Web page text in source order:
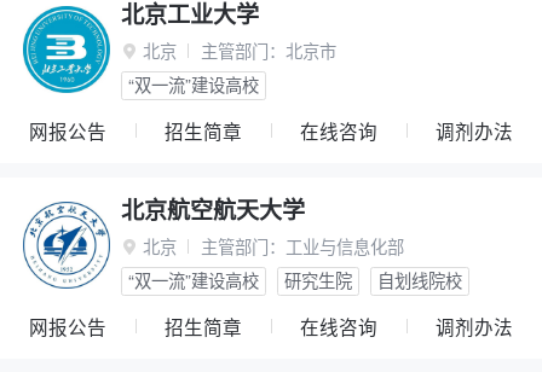
北京工业大学
 北京 主管部门： 北京市
“双一流”建设高校
网报公告 招生简章 在线咨询 调剂办法
北京航空航天大学
 北京 主管部门： 工业与信息化部
“双一流”建设高校
研究生院 自划线院校
网报公告 招生简章 在线咨询 调剂办法